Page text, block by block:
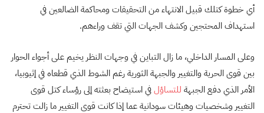
أي خطوة كتلك قبيل الانتهاء من التحقيقات ومحاكمة الضالعين في
استهداف المحتجين وكشف الجهات التي تقف وراءهم.
وعلى المسار الداخلي، ما زال التباين في وجهات النظر يخيم على أجواء الحوار
بين قوى الحرية والتغيير والجبهة الثورية رغم الشوط الذي قطعاه في إثيوبيا،
الأمر الذي دفع الجبهة للتساؤلفي استيضاح بعثته إلى رؤساء كتل قوى
التغيير وشخصيات وهيئات سودانية عما إذا كانت قوى التغيير ما زالت تحترم